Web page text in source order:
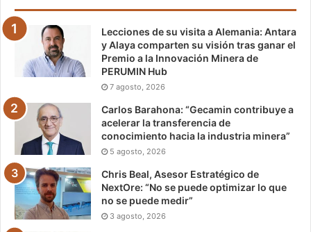
Lecciones de su visita a Alemania: Antara
y Alaya comparten su visión tras ganar el
Premio a la Innovación Minera de
PERUMIN Hub
7 agosto, 2026
Carlos Barahona: “Gecamin contribuye a
acelerar la transferencia de
conocimiento hacia la industria minera”
5 agosto, 2026
Chris Beal, Asesor Estratégico de
NextOre: “No se puede optimizar lo que
no se puede medir”
3 agosto, 2026